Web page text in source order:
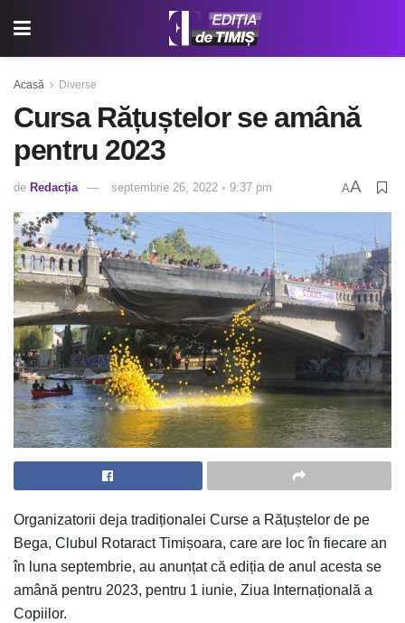
Acasă Diverse
Cursa Rățuștelor se amână
pentru 2023
de Redacția septembrie 26, 2022 ◦ 9:37 pm AA
Organizatorii deja tradiționalei Curse a Rățuștelor de pe
Bega, Clubul Rotaract Timișoara, care are loc în fiecare an
în luna septembrie, au anunțat că ediția de anul acesta se
amână pentru 2023, pentru 1 iunie, Ziua Internațională a
Copiilor.